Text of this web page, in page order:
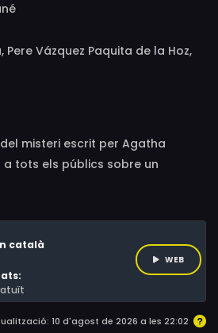
Pere Vázquez Paquita de la Hoz,
Marta de Santos
misteri escrit per Agatha
a tots els públics sobre un
rural, aïllat en ple hivern per la
que han obert la Mollie (Lídia
Luna) a Monkswell Manor no ha
Cau una forta nevada i la ràdio
a Londres. De mica en
el peculiar jove
es queixa per tot; el senyor
català
WEB
10 d'agost de 2026 a les 22:02